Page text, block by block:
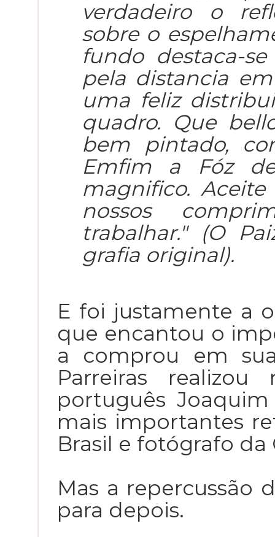
verdadeiro o
sobre o
fundo destaca-
pela distancia
uma feliz
quadro. Que
bem pintado,
Emfim a Fóz
magnifico.
nossos
trabalhar." (O
grafia original).
E foi justamente a
que encantou o
a comprou em
Parreiras
português
mais importantes
Brasil e fotógrafo da
Mas a repercussão
para depois.